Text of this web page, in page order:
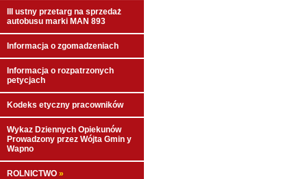
III ustny przetarg na sprzedaż
autobusu marki MAN 893
Informacja o zgomadzeniach
Informacja o rozpatrzonych
petycjach
Kodeks etyczny pracowników
Wykaz Dziennych Opiekunów
Prowadzony przez Wójta Gmin y
Wapno
ROLNICTWO »